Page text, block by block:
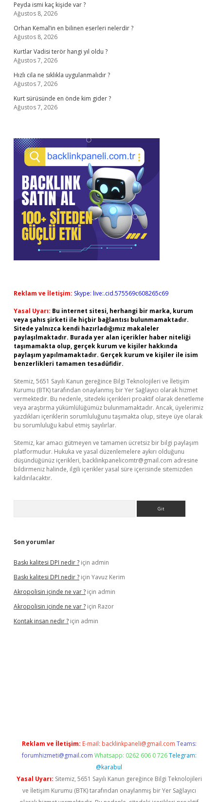
Peyda ismi kaç kişide var ?
Ağustos 8, 2026
Orhan Kemal’in en bilinen eserleri nelerdir ?
Ağustos 8, 2026
Kurtlar Vadisi terör hangi yıl oldu ?
Ağustos 7, 2026
Hızlı cila ne sıklıkla uygulanmalıdır ?
Ağustos 7, 2026
Kurt sürüsünde en önde kim gider ?
Ağustos 7, 2026
Reklam ve İletişim: Skype: live:.cid.575569c608265c69
Yasal Uyarı: Bu internet sitesi, herhangi bir marka, kurum
veya şahıs şirketi ile hiçbir bağlantısı bulunmamaktadır.
Sitede yalnızca kendi hazırladığımız makaleler
paylaşılmaktadır. Burada yer alan içerikler haber niteliği
taşımamakta olup, gerçek kurum ve kişiler hakkında
paylaşım yapılmamaktadır. Gerçek kurum ve kişiler ile isim
benzerlikleri tamamen tesadüfidir.
Sitemiz, 5651 Sayılı Kanun gereğince Bilgi Teknolojileri ve İletişim
Kurumu (BTK) tarafından onaylanmış bir Yer Sağlayıcı olarak hizmet
vermektedir. Bu nedenle, sitedeki içerikleri proaktif olarak denetleme
veya araştırma yükümlülüğümüz bulunmamaktadır. Ancak, üyelerimiz
yazdıkları içeriklerin sorumluluğunu taşımakta olup, siteye üye olarak
bu sorumluluğu kabul etmiş sayılırlar.
Sitemiz, kar amacı gütmeyen ve tamamen ücretsiz bir bilgi paylaşım
platformudur. Hukuka ve yasal düzenlemelere aykırı olduğunu
düşündüğünüz içerikleri, backlinkpanelicomtr@gmail.com adresine
bildirmeniz halinde, ilgili içerikler yasal süre içerisinde sitemizden
kaldırılacaktır.
Son yorumlar
Baskı kalitesi DPI nedir ? için admin
Baskı kalitesi DPI nedir ? için Yavuz Kerim
Akropolisin içinde ne var ? için admin
Akropolisin içinde ne var ? için Razor
Kontak insan nedir ? için admin
Reklam ve İletişim: E-mail: backlinkpaneli@gmail.com Teams:
forumhizmeti@gmail.com Whatsapp: 0262 606 0 726 Telegram:
@karabul
Yasal Uyarı: Sitemiz, 5651 Sayılı Kanun gereğince Bilgi Teknolojileri
ve İletişim Kurumu (BTK) tarafından onaylanmış bir Yer Sağlayıcı